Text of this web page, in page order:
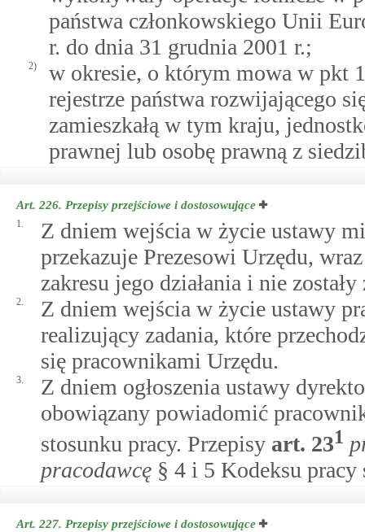
państwa członkowskiego Unii
r. do dnia 31 grudnia 2001 r.;
2)
w okresie, o którym mowa w pkt
rejestrze państwa rozwijającego
zamieszkałą w tym kraju,
prawnej lub osobę prawną z
Art. 226. Przepisy przejściowe i dostosowujące
1.
Z dniem wejścia w życie ustawy
przekazuje Prezesowi Urzędu,
zakresu jego działania i nie
2.
Z dniem wejścia w życie ustawy
realizujący zadania, które
się pracownikami Urzędu.
3.
Z dniem ogłoszenia ustawy
obowiązany powiadomić
stosunku pracy. Przepisy art. 231
pracodawcę § 4 i 5 Kodeksu
Art. 227. Przepisy przejściowe i dostosowujące